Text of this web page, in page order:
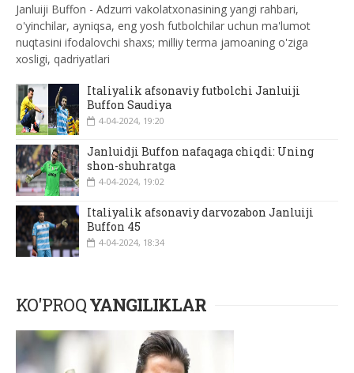
Janluiji Buffon - Adzurri vakolatxonasining yangi rahbari,
o'yinchilar, ayniqsa, eng yosh futbolchilar uchun ma'lumot
nuqtasini ifodalovchi shaxs; milliy terma jamoaning o'ziga
xosligi, qadriyatlari
Italiyalik afsonaviy futbolchi Janluiji
Buffon Saudiya
4-04-2024, 19:20
Janluidji Buffon nafaqaga chiqdi: Uning
shon-shuhratga
4-04-2024, 19:02
Italiyalik afsonaviy darvozabon Janluiji
Buffon 45
4-04-2024, 18:34
KO'PROQYANGILIKLAR